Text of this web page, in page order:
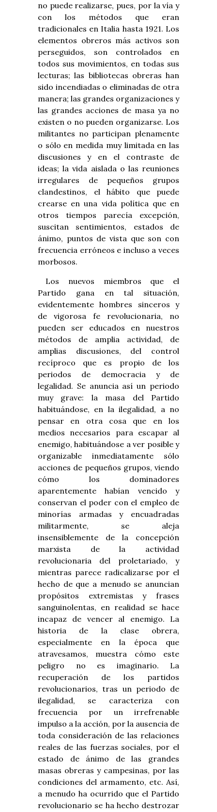
no puede realizarse, pues, por la vía y
con los métodos que eran
tradicionales en Italia hasta 1921. Los
elementos obreros más activos son
perseguidos, son controlados en
todos sus movimientos, en todas sus
lecturas; las bibliotecas obreras han
sido incendiadas o eliminadas de otra
manera; las grandes organizaciones y
las grandes acciones de masa ya no
existen o no pueden organizarse. Los
militantes no participan plenamente
o sólo en medida muy limitada en las
discusiones y en el contraste de
ideas; la vida aislada o las reuniones
irregulares de pequeños grupos
clandestinos, el hábito que puede
crearse en una vida política que en
otros tiempos parecía excepción,
suscitan sentimientos, estados de
ánimo, puntos de vista que son con
frecuencia erróneos e incluso a veces
morbosos.
Los nuevos miembros que el
Partido gana en tal situación,
evidentemente hombres sinceros y
de vigorosa fe revolucionaria, no
pueden ser educados en nuestros
métodos de amplia actividad, de
amplias discusiones, del control
recíproco que es propio de los
periodos de democracia y de
legalidad. Se anuncia así un periodo
muy grave: la masa del Partido
habituándose, en la ilegalidad, a no
pensar en otra cosa que en los
medios necesarios para escapar al
enemigo, habituándose a ver posible y
organizable inmediatamente sólo
acciones de pequeños grupos, viendo
cómo los dominadores
aparentemente habían vencido y
conservan el poder con el empleo de
minorías armadas y encuadradas
militarmente, se aleja
insensiblemente de la concepción
marxista de la actividad
revolucionaria del proletariado, y
mientras parece radicalizarse por el
hecho de que a menudo se anuncian
propósitos extremistas y frases
sanguinolentas, en realidad se hace
incapaz de vencer al enemigo. La
historia de la clase obrera,
especialmente en la época que
atravesamos, muestra cómo este
peligro no es imaginario. La
recuperación de los partidos
revolucionarios, tras un periodo de
ilegalidad, se caracteriza con
frecuencia por un irrefrenable
impulso a la acción, por la ausencia de
toda consideración de las relaciones
reales de las fuerzas sociales, por el
estado de ánimo de las grandes
masas obreras y campesinas, por las
condiciones del armamento, etc. Así,
a menudo ha ocurrido que el Partido
revolucionario se ha hecho destrozar